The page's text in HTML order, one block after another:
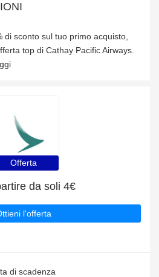
di sconto sul tuo primo acquisto,
top di Cathay Pacific Airways.
Offerta
da soli 4€
l'offerta
di scadenza